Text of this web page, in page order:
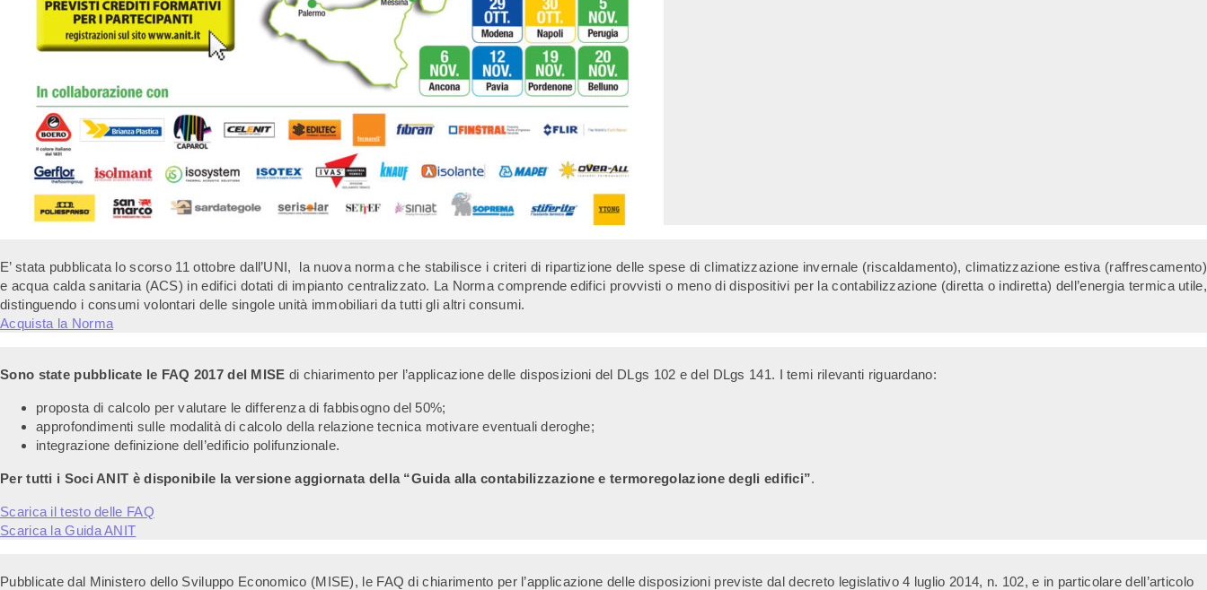
E’ stata pubblicata lo scorso 11 ottobre dall’UNI, la nuova norma che stabilisce i criteri di ripartizione delle spese di climatizzazione invernale (riscaldamento), climatizzazione estiva (raffrescamento)
e acqua calda sanitaria (ACS) in edifici dotati di impianto centralizzato. La Norma comprende edifici provvisti o meno di dispositivi per la contabilizzazione (diretta o indiretta) dell’energia termica utile,
distinguendo i consumi volontari delle singole unità immobiliari da tutti gli altri consumi.
Acquista la Norma
Sono state pubblicate le FAQ 2017 del MISE di chiarimento per l’applicazione delle disposizioni del DLgs 102 e del DLgs 141. I temi rilevanti riguardano:
proposta di calcolo per valutare le differenza di fabbisogno del 50%;
approfondimenti sulle modalità di calcolo della relazione tecnica motivare eventuali deroghe;
integrazione definizione dell’edificio polifunzionale.
Per tutti i Soci ANIT è disponibile la versione aggiornata della “Guida alla contabilizzazione e termoregolazione degli edifici”.
Scarica il testo delle FAQ
Scarica la Guida ANIT
Pubblicate dal Ministero dello Sviluppo Economico (MISE), le FAQ di chiarimento per l’applicazione delle disposizioni previste dal decreto legislativo 4 luglio 2014, n. 102, e in particolare dell’articolo